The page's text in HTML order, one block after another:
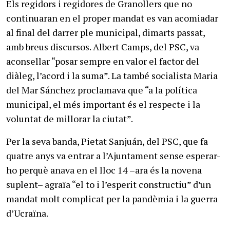
Els regidors i regidores de Granollers que no
continuaran en el proper mandat es van acomiadar
al final del darrer ple municipal, dimarts passat,
amb breus discursos. Albert Camps, del PSC, va
aconsellar “posar sempre en valor el factor del
diàleg, l’acord i la suma”. La també socialista Maria
del Mar Sánchez proclamava que “a la política
municipal, el més important és el respecte i la
voluntat de millorar la ciutat”.
Per la seva banda, Pietat Sanjuán, del PSC, que fa
quatre anys va entrar a l’Ajuntament sense esperar-
ho perquè anava en el lloc 14 –ara és la novena
suplent– agraïa “el to i l’esperit constructiu” d’un
mandat molt complicat per la pandèmia i la guerra
d’Ucraïna.